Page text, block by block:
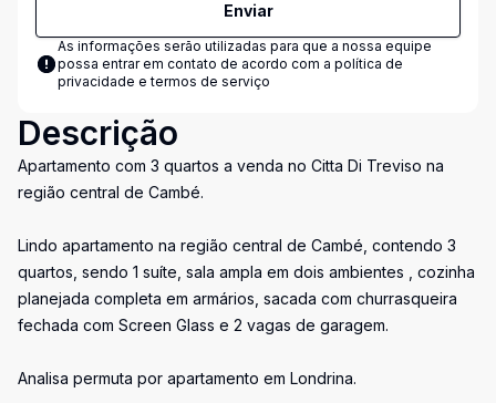
Enviar
As informações serão utilizadas para que a nossa equipe
possa entrar em contato de acordo com a política de
privacidade e termos de serviço
Descrição
Apartamento com 3 quartos a venda no Citta Di Treviso na
região central de Cambé.
Lindo apartamento na região central de Cambé, contendo 3
quartos, sendo 1 suíte, sala ampla em dois ambientes , cozinha
planejada completa em armários, sacada com churrasqueira
fechada com Screen Glass e 2 vagas de garagem.
Analisa permuta por apartamento em Londrina.